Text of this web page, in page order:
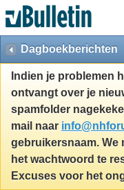
Dagboekberichten
Indien je problemen
ontvangt over je
spamfolder
mail naar
gebruikersnaam. We
het wachtwoord te
Excuses voor het